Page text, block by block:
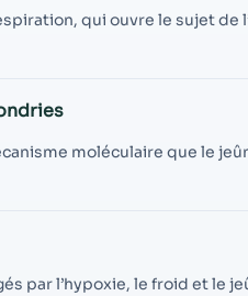
qui ouvre le sujet
moléculaire que le
par l’hypoxie, le froid et le